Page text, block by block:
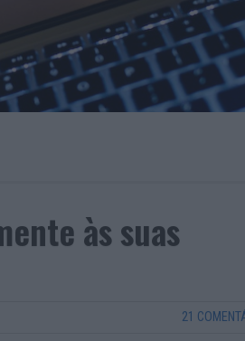
às suas
21